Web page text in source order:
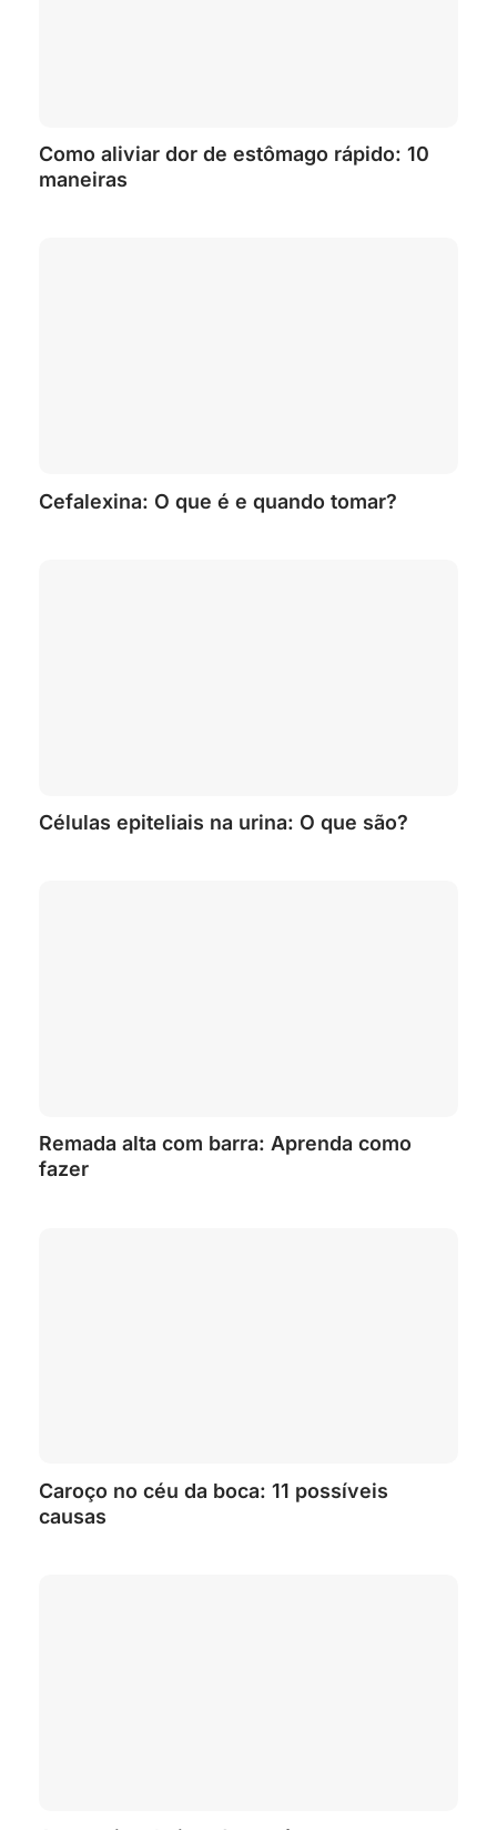
Como aliviar dor de estômago rápido: 10
maneiras
Cefalexina: O que é e quando tomar?
Células epiteliais na urina: O que são?
Remada alta com barra: Aprenda como
fazer
Caroço no céu da boca: 11 possíveis
causas